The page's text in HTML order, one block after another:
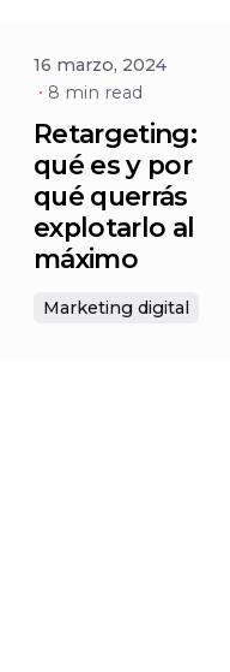
16 marzo, 2024
8 min read
Retargeting:
qué es y por
qué querrás
explotarlo al
máximo
Marketing digital